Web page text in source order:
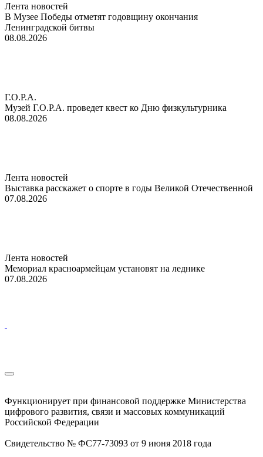
Лента новостей
В Музее Победы отметят годовщину окончания
Ленинградской битвы
08.08.2026
Г.О.Р.А.
Музей Г.О.Р.А. проведет квест ко Дню физкультурника
08.08.2026
Лента новостей
Выставка расскажет о спорте в годы Великой Отечественной
07.08.2026
Лента новостей
Мемориал красноармейцам установят на леднике
07.08.2026
Функционирует при финансовой поддержке Министерства
цифрового развития, связи и массовых коммуникаций
Российской Федерации
Свидетельство № ФС77-73093 от 9 июня 2018 года